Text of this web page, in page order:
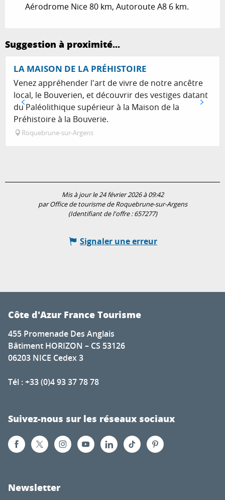
Aérodrome Nice 80 km, Autoroute A8 6 km.
Suggestion à proximité...
LA MAISON DE LA PRÉHISTOIRE
Venez appréhender l'art de vivre de notre ancêtre
local, le Bouverien, et découvrir des vestiges datant
du Paléolithique supérieur à la Maison de la
Préhistoire à la Bouverie.
Roquebrune-sur-Argens
Mis à jour le 24 février 2026 à 09:42
par Office de tourisme de Roquebrune-sur-Argens
(Identifiant de l'offre :657277)
Signaler une erreur
Côte d'Azur France Tourisme
455 Promenade Des Anglais
Bâtiment HORIZON – CS 53126
06203 NICE Cedex 3
Tél : +33 (0)4 93 37 78 78
Suivez-nous sur les réseaux sociaux
Newsletter